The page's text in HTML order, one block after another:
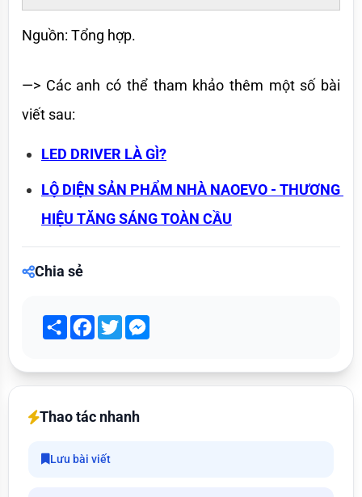
Nguồn: Tổng hợp.
—> Các anh có thể tham khảo thêm một số bài
viết sau:
LED DRIVER LÀ GÌ?
LỘ DIỆN SẢN PHẨM NHÀ NAOEVO - THƯƠNG
HIỆU TĂNG SÁNG TOÀN CẦU
Chia sẻ
Share Facebook
Twitter
Thao tác nhanh
Lưu bài viết